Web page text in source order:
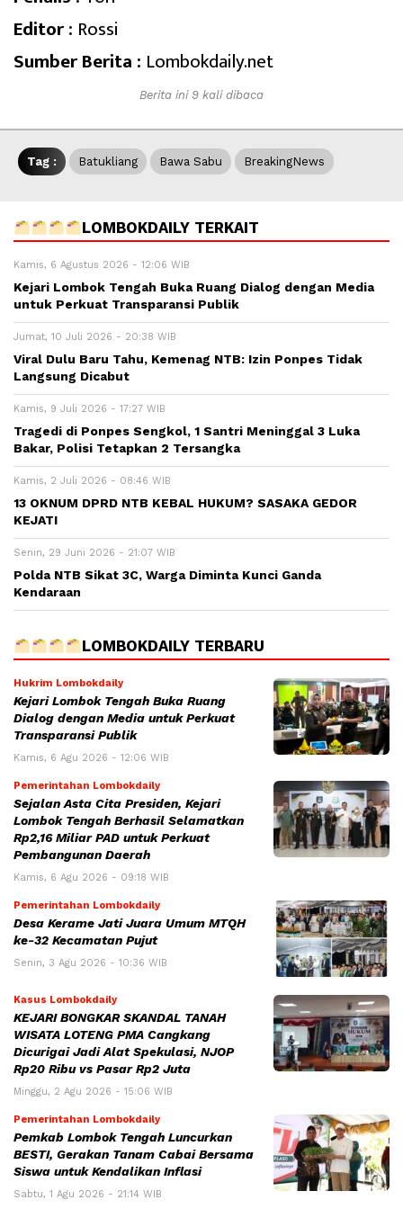
Editor : Rossi
Sumber Berita : Lombokdaily.net
Berita ini 9 kali dibaca
Tag : Batukliang Bawa Sabu BreakingNews
LOMBOKDAILY TERKAIT
Kamis, 6 Agustus 2026 - 12:06 WIB
Kejari Lombok Tengah Buka Ruang Dialog dengan Media
untuk Perkuat Transparansi Publik
Jumat, 10 Juli 2026 - 20:38 WIB
Viral Dulu Baru Tahu, Kemenag NTB: Izin Ponpes Tidak
Langsung Dicabut
Kamis, 9 Juli 2026 - 17:27 WIB
Tragedi di Ponpes Sengkol, 1 Santri Meninggal 3 Luka
Bakar, Polisi Tetapkan 2 Tersangka
Kamis, 2 Juli 2026 - 08:46 WIB
13 OKNUM DPRD NTB KEBAL HUKUM? SASAKA GEDOR
KEJATI
Senin, 29 Juni 2026 - 21:07 WIB
Polda NTB Sikat 3C, Warga Diminta Kunci Ganda
Kendaraan
LOMBOKDAILY TERBARU
Hukrim Lombokdaily
Kejari Lombok Tengah Buka Ruang
Dialog dengan Media untuk Perkuat
Transparansi Publik
Kamis, 6 Agu 2026 - 12:06 WIB
Pemerintahan Lombokdaily
Sejalan Asta Cita Presiden, Kejari
Lombok Tengah Berhasil Selamatkan
Rp2,16 Miliar PAD untuk Perkuat
Pembangunan Daerah
Kamis, 6 Agu 2026 - 09:18 WIB
Pemerintahan Lombokdaily
Desa Kerame Jati Juara Umum MTQH
ke-32 Kecamatan Pujut
Senin, 3 Agu 2026 - 10:36 WIB
Kasus Lombokdaily
KEJARI BONGKAR SKANDAL TANAH
WISATA LOTENG PMA Cangkang
Dicurigai Jadi Alat Spekulasi, NJOP
Rp20 Ribu vs Pasar Rp2 Juta
Minggu, 2 Agu 2026 - 15:06 WIB
Pemerintahan Lombokdaily
Pemkab Lombok Tengah Luncurkan
BESTI, Gerakan Tanam Cabai Bersama
Siswa untuk Kendalikan Inflasi
Sabtu, 1 Agu 2026 - 21:14 WIB